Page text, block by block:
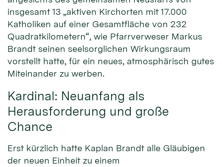
insgesamt 13 „aktiven Kirchorten mit 17.000
Katholiken auf einer Gesamtfläche von 232
Quadratkilometern“, wie Pfarrverweser Markus
Brandt seinen seelsorglichen Wirkungsraum
vorstellt hatte, für ein neues, atmosphärisch gutes
Miteinander zu werben.
Kardinal: Neuanfang als
Herausforderung und große
Chance
Erst kürzlich hatte Kaplan Brandt alle Gläubigen
der neuen Einheit zu einem